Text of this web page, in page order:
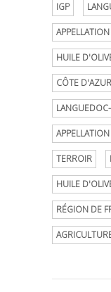
IGP
APPELLATION
HUILE
CÔTE D'AZUR
TERROIR
HUILE
RÉGION DE